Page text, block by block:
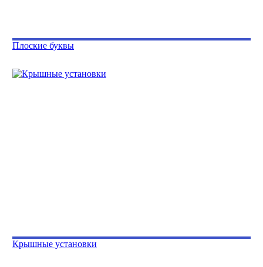
Плоские буквы
Крышные установки